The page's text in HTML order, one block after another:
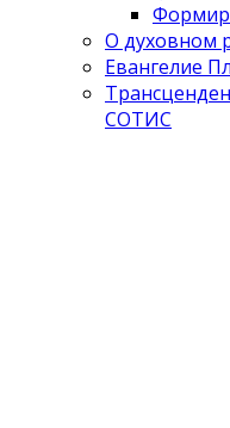
О духовном
Евангелие
СОТИС